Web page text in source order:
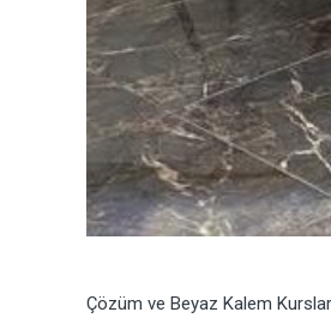
Çözüm ve Beyaz Kalem